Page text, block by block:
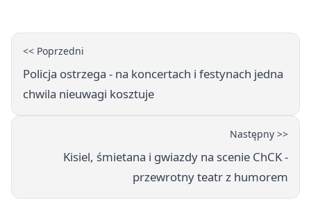
<< Poprzedni
Policja ostrzega - na koncertach i festynach jedna
chwila nieuwagi kosztuje
Następny >>
Kisiel, śmietana i gwiazdy na scenie ChCK -
przewrotny teatr z humorem